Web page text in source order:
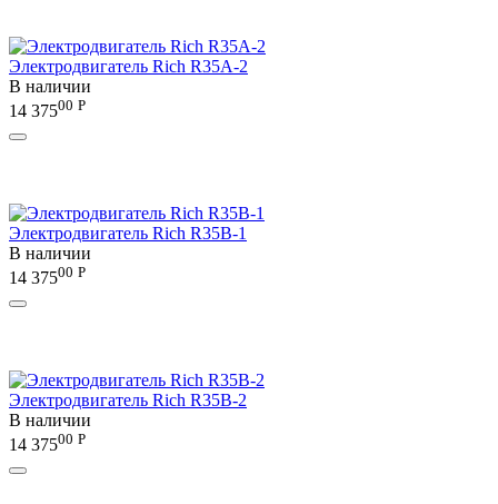
Электродвигатель Rich R35A-2
В наличии
14 37500 Р
Электродвигатель Rich R35B-1
В наличии
14 37500 Р
Электродвигатель Rich R35B-2
В наличии
14 37500 Р